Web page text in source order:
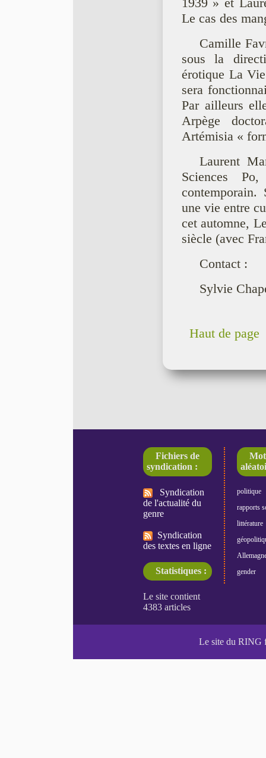
1939 » et
Le cas des
Camille
sous la
érotique La
sera
Par ailleurs
Arpège
Artémisia «
Laurent
Sciences
une vie entre
cet automne,
siècle (avec
Contact :
Sylvie
Haut de page
Fichiers de
syndication :
Syndication
de l'actualité du
genre
Syndication
des textes en ligne
Statistiques :
politique
rapports
littérature
gender
Le site du RING